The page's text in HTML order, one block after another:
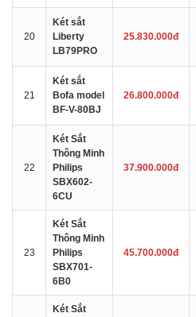
20
Két sắt
Liberty
LB79PRO
25.830.000đ
21
Két sắt
Bofa model
BF-V-80BJ
26.800.000đ
22
Két Sắt
Thông Minh
Philips
SBX602-
6CU
37.900.000đ
23
Két Sắt
Thông Minh
Philips
SBX701-
6B0
45.700.000đ
Két Sắt